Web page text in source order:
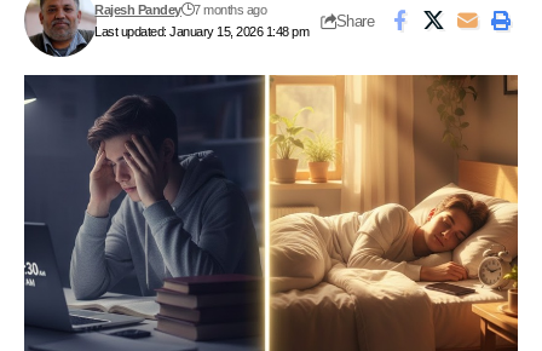
Last updated: January 15, 2026 1:48 pm
Rajesh Pandey 7 months ago
Share